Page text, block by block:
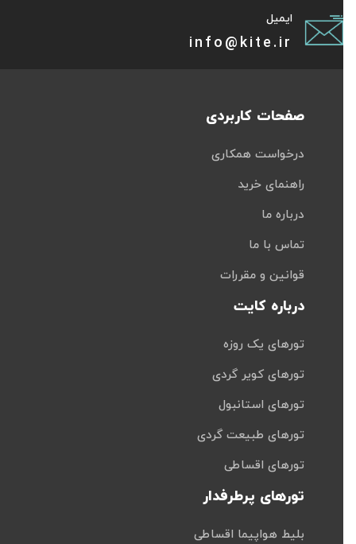
ایمیل
info@kite.ir
صفحات کاربردی
درخواست همکاری
راهنمای خرید
درباره ما
تماس با ما
قوانین و مقررات
درباره کایت
تورهای یک روزه
تورهای کویر گردی
تورهای استانبول
تورهای طبیعت گردی
تورهای اقساطی
تورهای پرطرفدار
بلیط هواپیما اقساطی